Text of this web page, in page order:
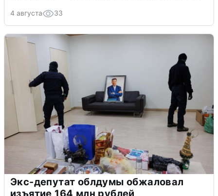
4 августа 33
Экс-депутат облдумы обжаловал
изъятие 164 млн рублей